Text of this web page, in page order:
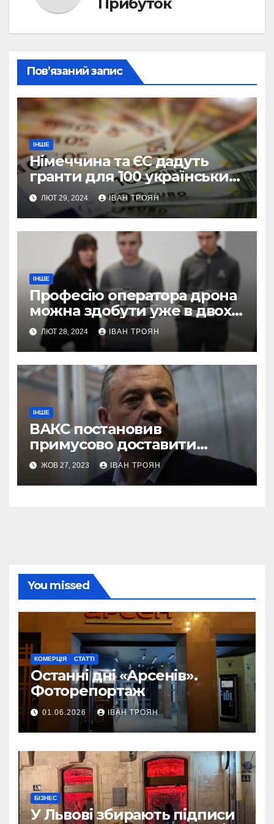
Пов’язаний запис
ІНШЕ
Німеччина та ЄС дадуть
гранти для 100 українських
підприємств
ЛЮТ 29, 2024 ІВАН ТРОЯН
ІНШЕ
Професію оператора дрона
можна здобути уже в двох
профтехах Львівщини
ЛЮТ 28, 2024 ІВАН ТРОЯН
ІНШЕ
ВАКС постановив
примусово доставити
Дубневича до суду
ЖОВ 27, 2023 ІВАН ТРОЯН
You missed
КОМЕРЦІЯ СТАТТІ
Останні дні «Арсенів».
Фоторепортаж
01.06.2026 ІВАН ТРОЯН
БІЗНЕС
У Львові збирають підписи